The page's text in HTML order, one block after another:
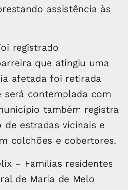
assistência às
registrado
que atingiu uma
afetada foi retirada
será contemplada com
também registra
estradas vicinais e
colchões e cobertores.
– Famílias residentes
de Maria de Melo